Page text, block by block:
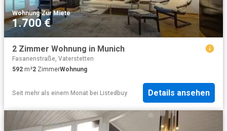
Wohnung·Zur Miete
1.700 €
2 Zimmer Wohnung in Munich
Fasanenstraße, Vaterstetten
592 m²2 ZimmerWohnung
Seit mehr als einem Monat bei Listedbuy Details ansehen